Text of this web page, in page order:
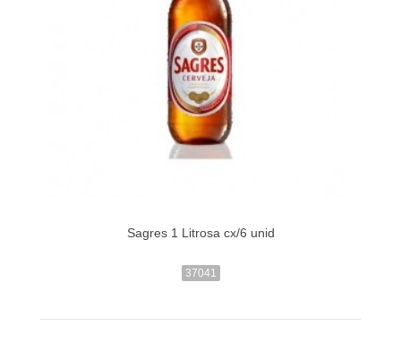
Sagres 1 Litrosa cx/6 unid
37041